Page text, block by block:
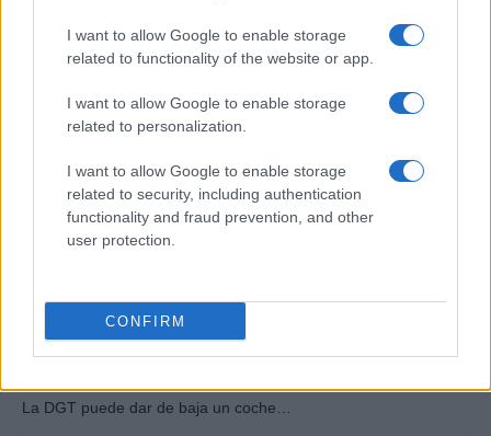
I want to allow Google to enable storage
related to functionality of the website or app.
I want to allow Google to enable storage
related to personalization.
I want to allow Google to enable storage
related to security, including authentication
functionality and fraud prevention, and other
user protection.
CONFIRM
DGT puede dar de baja un coche si
La DGT puede dar de baja un coche…